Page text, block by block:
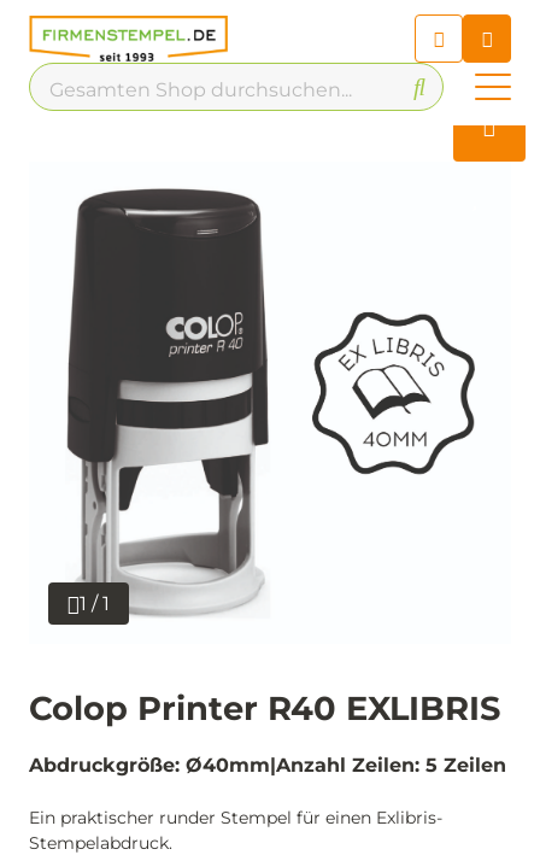
Chatbot
Chatten Sie 24/7 mit unserem
hilfreichen Chatbot
Kontakt
1 / 1
Colop Printer R40 EXLIBRIS
Abdruckgröße: Ø40mm Anzahl Zeilen: 5 Zeilen
Ein praktischer runder Stempel für einen Exlibris-
Stempelabdruck.